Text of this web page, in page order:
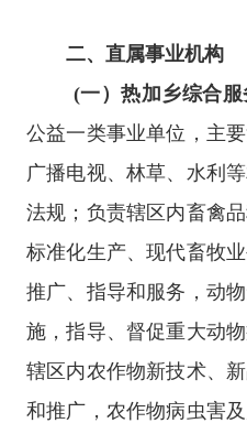
二、直属事业机构
(一）热加乡综合
公益一类事业单位，主
广播电视、林草、水利
法规；负责辖区内畜禽
标准化生产、现代畜牧
推广、指导和服务，动
施，指导、督促重大动
辖区内农作物新技术、
和推广，农作物病虫害